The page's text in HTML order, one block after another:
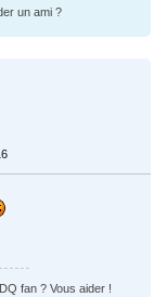
un ami ?
fan ? Vous aider !